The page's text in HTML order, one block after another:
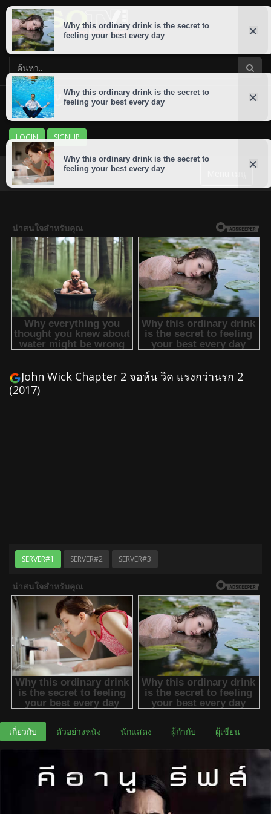
LOGIN SIGNUP
John Wick Chapter 2 จอห์น วิค แรงกว่านรก 2
(2017)
SERVER#1 SERVER#2 SERVER#3
เกี่ยวกับ ตัวอย่างหนัง นักแสดง ผู้กำกับ ผู้เขียน